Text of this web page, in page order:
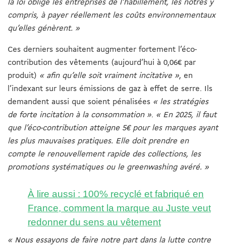
la loi oblige les entreprises de l’habillement, les nôtres y
compris, à payer réellement les coûts environnementaux
qu’elles génèrent. »
Ces derniers souhaitent augmenter fortement l’éco-
contribution des vêtements (aujourd’hui à 0,06€ par
produit) « afin qu’elle soit vraiment incitative », en
l’indexant sur leurs émissions de gaz à effet de serre. Ils
demandent aussi que soient pénalisées « les stratégies
de forte incitation à la consommation ». « En 2025, il faut
que l’éco-contribution atteigne 5€ pour les marques ayant
les plus mauvaises pratiques. Elle doit prendre en
compte le renouvellement rapide des collections, les
promotions systématiques ou le greenwashing avéré. »
À lire aussi : 100% recyclé et fabriqué en
France, comment la marque au Juste veut
redonner du sens au vêtement
« Nous essayons de faire notre part dans la lutte contre